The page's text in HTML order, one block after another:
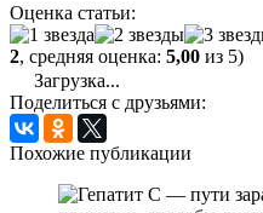
Оценка статьи:
2, средняя оценка: 5,00 из 5)
Загрузка...
Поделиться с друзьями:
Похожие публикации